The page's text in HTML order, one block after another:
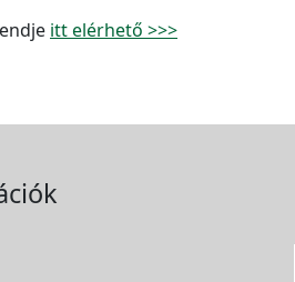
itt elérhető >>>